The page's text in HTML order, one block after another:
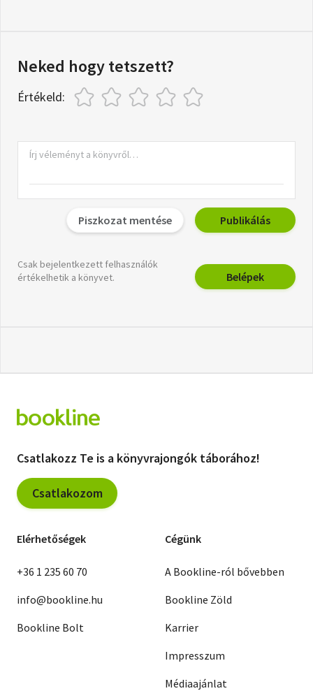
Neked hogy tetszett?
Értékeld:
Piszkozat mentése Publikálás
Csak bejelentkezett felhasználók
értékelhetik a könyvet.
Belépek
Csatlakozz Te is a könyvrajongók táborához!
Csatlakozom
Elérhetőségek
+36 1 235 60 70
info@bookline.hu
Bookline Bolt
Cégünk
A Bookline-ról bővebben
Bookline Zöld
Karrier
Impresszum
Médiaajánlat